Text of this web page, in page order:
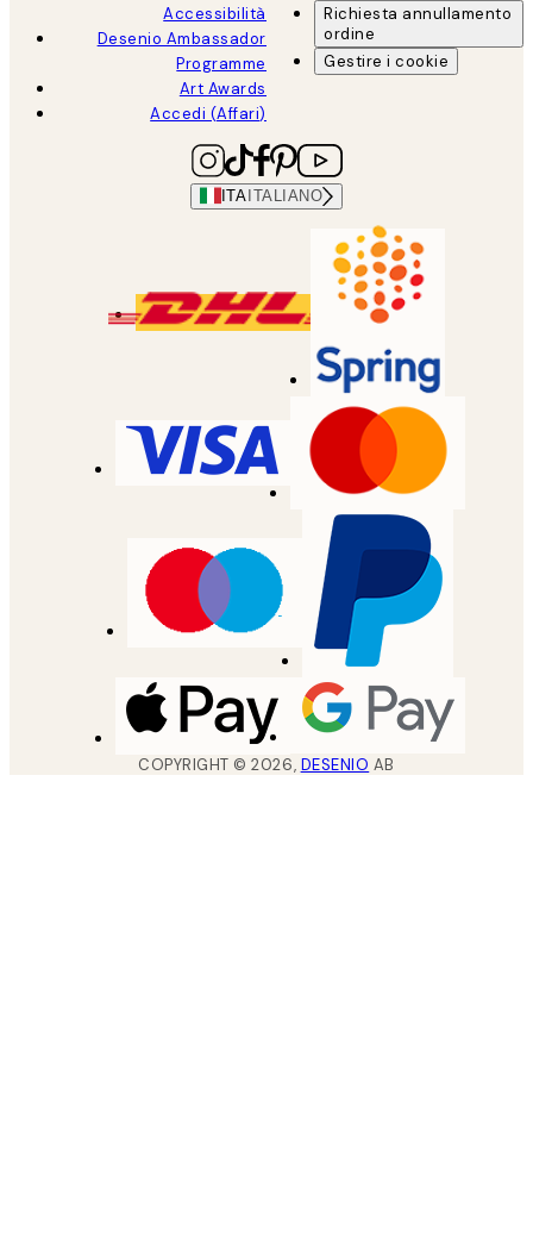
Accessibilità
Desenio Ambassador
Programme
Art Awards
Accedi (Affari)
Richiesta annullamento
ordine
Gestire i cookie
ITA ITALIANO
COPYRIGHT ©2026, DESENIO AB